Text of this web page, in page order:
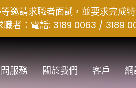
請求職者面試，並要求完成
者：電話: 3189 0063 / 3189
服務 關於我們 客戶 網